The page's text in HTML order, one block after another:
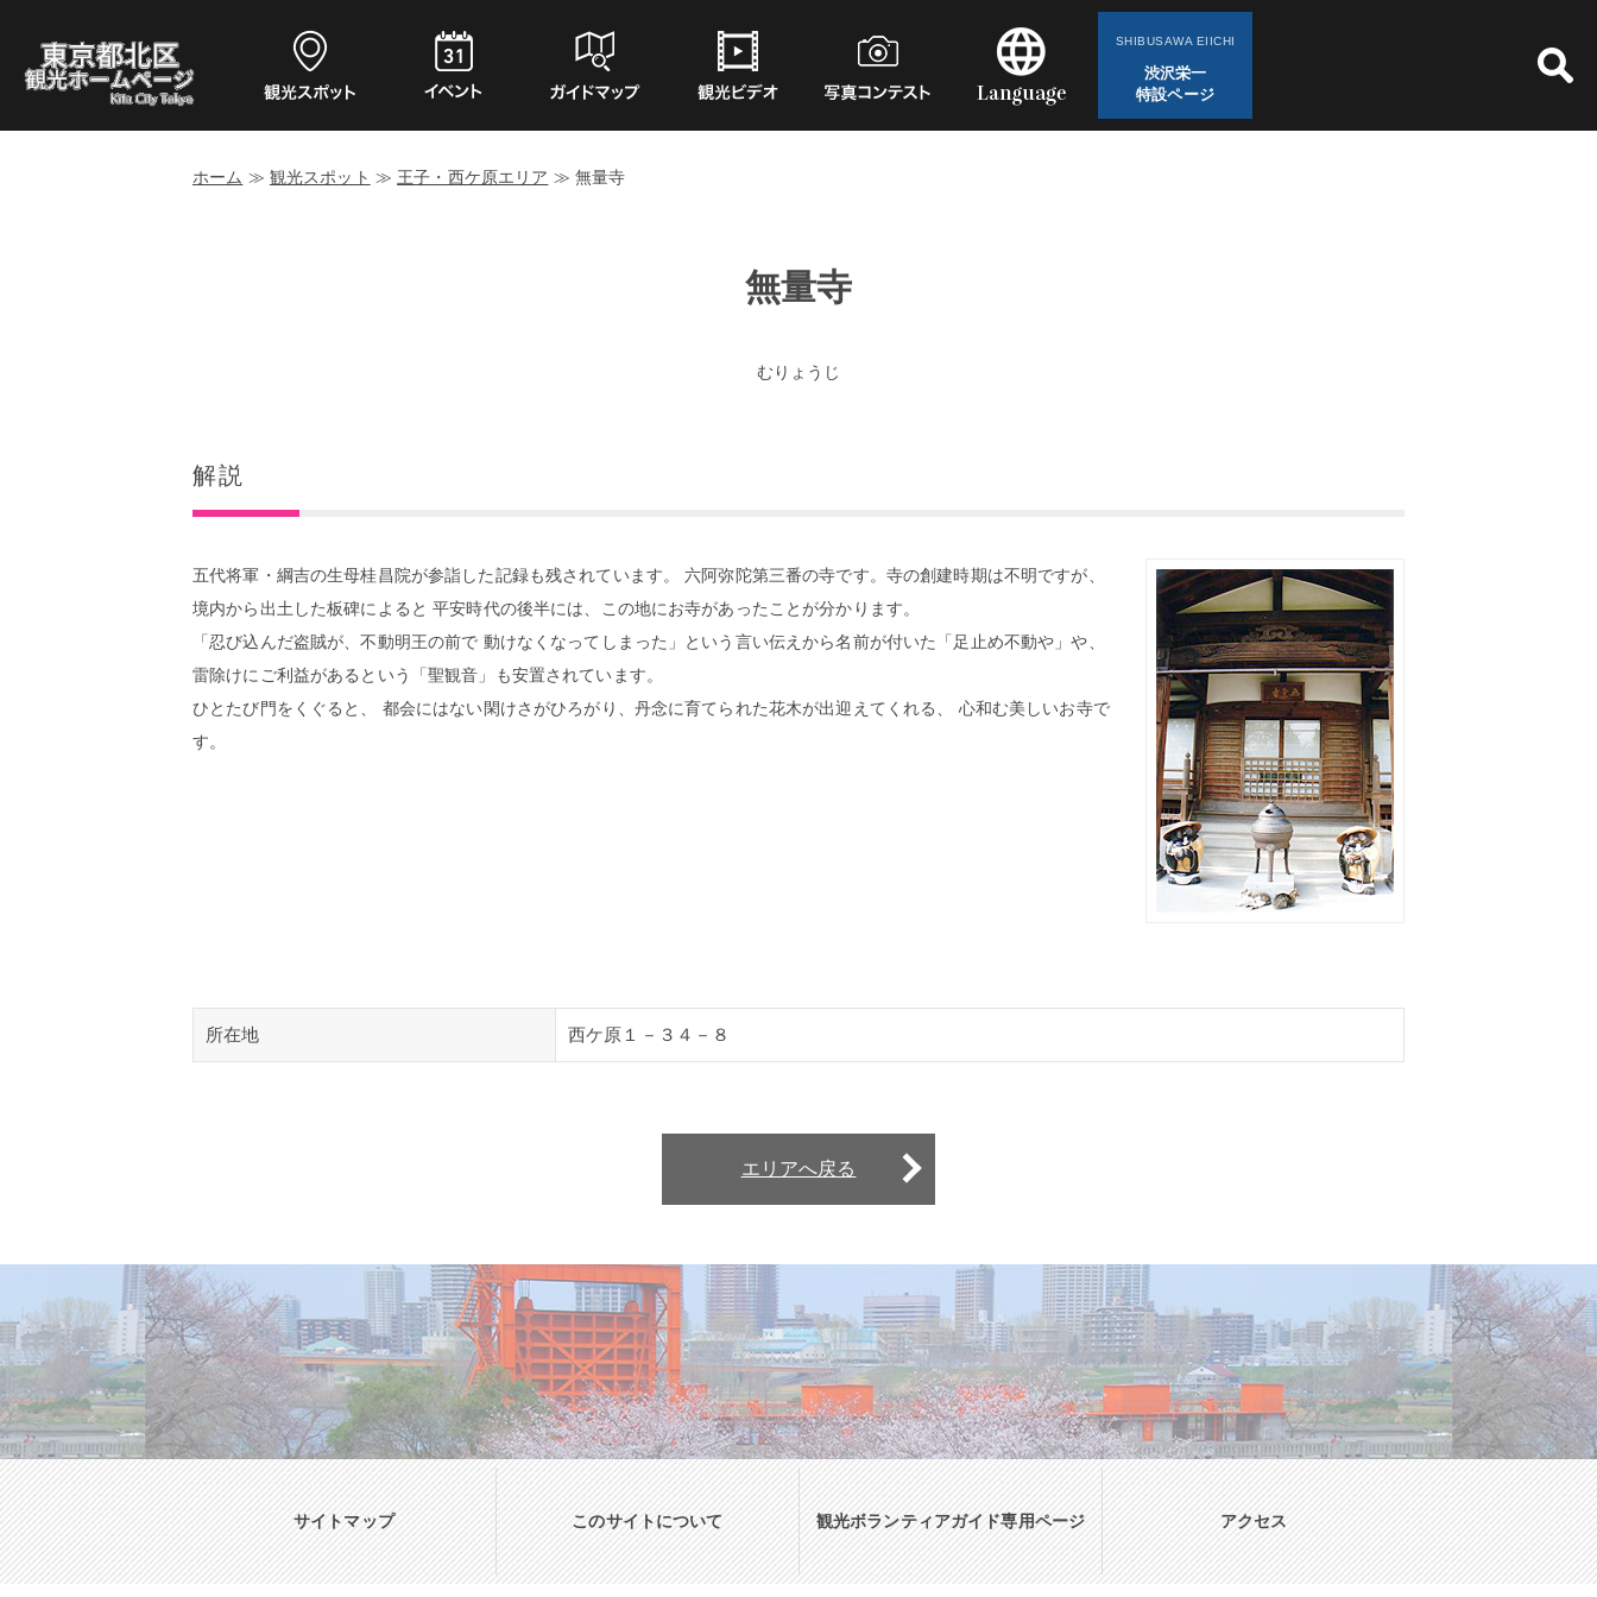
SHIBUSAWA EIICHI
渋沢栄一
特設ページ
ホーム ≫ 観光スポット ≫ 王子・西ケ原エリア ≫ 無量寺
無量寺
むりょうじ
解説
五代将軍・綱吉の生母桂昌院が参詣した記録も残されています。 六阿弥陀第三番の寺です。寺の創建時期は不明ですが、
境内から出土した板碑によると 平安時代の後半には、この地にお寺があったことが分かります。
「忍び込んだ盗賊が、不動明王の前で 動けなくなってしまった」という言い伝えから名前が付いた「足止め不動や」や、
雷除けにご利益があるという「聖観音」も安置されています。
ひとたび門をくぐると、 都会にはない閑けさがひろがり、丹念に育てられた花木が出迎えてくれる、 心和む美しいお寺で
す。
所在地 西ケ原１－３４－８
エリアへ戻る
サイトマップ このサイトについて 観光ボランティアガイド専用ページ アクセス